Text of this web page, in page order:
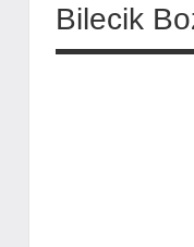
Bilecik